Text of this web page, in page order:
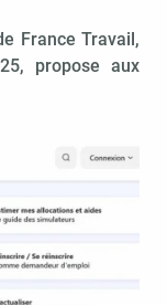
France Travail,
propose aux